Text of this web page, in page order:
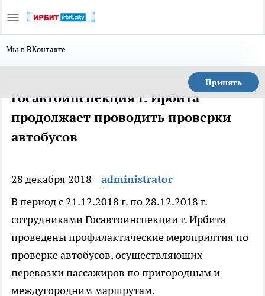
Мы в ВКонтакте
Принять
Госавтоинспекция г. Ирбита
продолжает проводить проверки
автобусов
28 декабря 2018
administrator
В период с 21.12.2018 г. по 28.12.2018 г.
сотрудниками Госавтоинспекции г. Ирбита
проведены профилактические мероприятия по
проверке автобусов, осуществляющих
перевозки пассажиров по пригородным и
междугородним маршрутам.